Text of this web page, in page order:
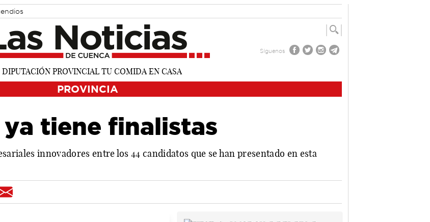
Síguenos
PROVINCIA
tiene finalistas
innovadores entre los 44 candidatos que se han presentado en esta